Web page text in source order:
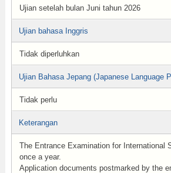
Ujian setelah bulan Juni tahun 2026
Ujian bahasa Inggris
Tidak diperluhkan
Ujian Bahasa Jepang (Japanese Language
Tidak perlu
Keterangan
The Entrance Examination for International
once a year.
Application documents postmarked by the